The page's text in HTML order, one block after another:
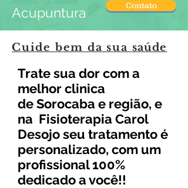
Acupuntura Contato
Cuide bem da sua saúde
Trate sua dor com a
melhor clinica
de Sorocaba e região, e
na Fisioterapia Carol
Desojo seu tratamento é
personalizado, com um
profissional 100%
dedicado a você!!